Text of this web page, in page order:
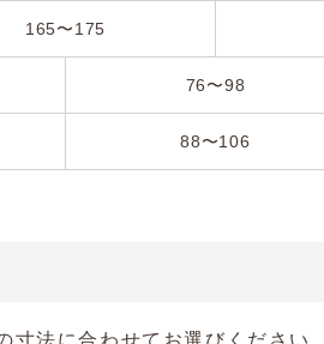
165〜175
76〜98
88〜106
寸法に合わせてお選びください。